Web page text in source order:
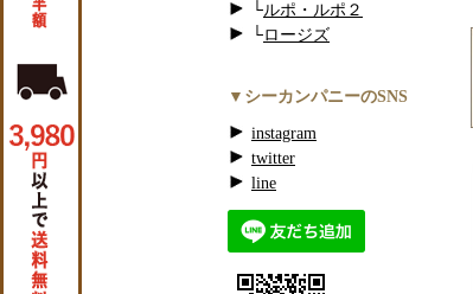
└ルポ・ルポ２
└ロージズ
▼シーカンパニーのSNS
instagram
twitter
line